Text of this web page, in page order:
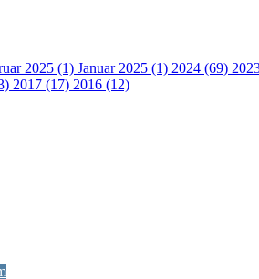
2025 (1) Januar 2025 (1) 2024 (69)
2017 (17) 2016 (12)